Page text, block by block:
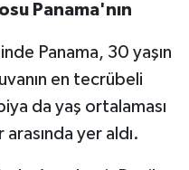
Panama'nın
Panama, 30 yaşın
en tecrübeli
da yaş ortalaması
yer aldı.